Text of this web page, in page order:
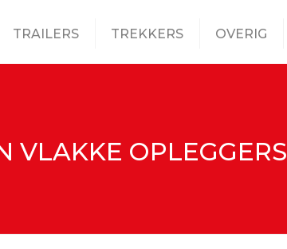
TRAILERS TREKKERS OVERIG
VLAKKE OPLEGGERS